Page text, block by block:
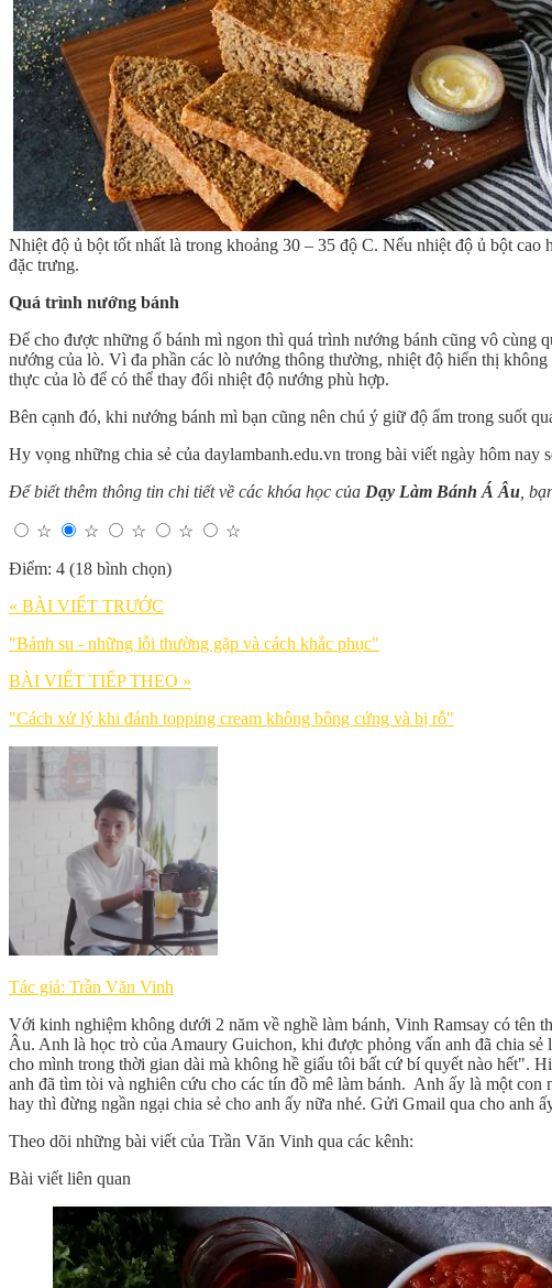
Chưa có sản phẩm trong giỏ hàng.
Giỏ hàng
Chưa có sản phẩm trong giỏ hàng.
Nhiệt độ ủ bột tốt nhất là trong khoảng 30 – 35 độ C. Nếu nhiệt độ ủ bột
đặc trưng.
Quá trình nướng bánh
Để cho được những ổ bánh mì ngon thì quá trình nướng bánh cũng vô cùng
nướng của lò. Vì đa phần các lò nướng thông thường, nhiệt độ hiển thị
thực của lò để có thể thay đổi nhiệt độ nướng phù hợp.
Bên cạnh đó, khi nướng bánh mì bạn cũng nên chú ý giữ độ ẩm trong suốt
Hy vọng những chia sẻ của daylambanh.edu.vn trong bài viết ngày hôm
Để biết thêm thông tin chi tiết về các khóa học của Dạy Làm Bánh Á Âu ,
☆ ☆ ☆ ☆
☆
Điểm: 4 (18 bình chọn)
« BÀI VIẾT TRƯỚC
"Bánh su - những lỗi thường gặp và cách khắc phục"
BÀI VIẾT TIẾP THEO »
"Cách xử lý khi đánh topping cream không bông cứng và bị rỗ"
Tác giả: Trần Văn Vinh
Với kinh nghiệm không dưới 2 năm về nghề làm bánh, Vinh Ramsay có tên
Âu. Anh là học trò của Amaury Guichon, khi được phỏng vấn anh đã chia
cho mình trong thời gian dài mà không hề giấu tôi bất cứ bí quyết nào hết".
anh đã tìm tòi và nghiên cứu cho các tín đồ mê làm bánh. Anh ấy là một
hay thì đừng ngần ngại chia sẻ cho anh ấy nữa nhé. Gửi Gmail qua cho anh
Theo dõi những bài viết của Trần Văn Vinh qua các kênh:
Bài viết liên quan